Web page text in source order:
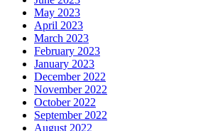
Categories များကဏ္ဍအလိုက်
CALL CENTER
FACT CHECK
Tiktok ဆယ်လီများ
ကံစမ်းမဲ